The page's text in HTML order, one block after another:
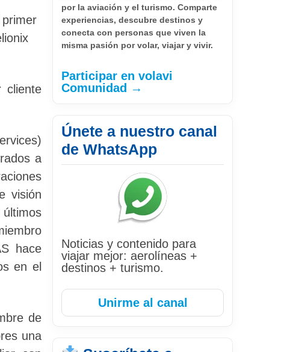
cliente
a
visión
hace
en el
de
una
por la aviación y el turismo. Comparte
experiencias, descubre destinos y
conecta con personas que viven la
misma pasión por volar, viajar y vivir.
Participar en volavi
Comunidad →
Únete a nuestro canal
de WhatsApp
Noticias y contenido para
viajar mejor: aerolíneas +
destinos + turismo.
Unirme al canal